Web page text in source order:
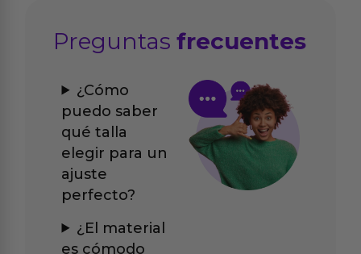
Preguntasfrecuentes
¿Cómo
puedo saber
qué talla
elegir para un
ajuste
perfecto?
¿El material
es cómodo